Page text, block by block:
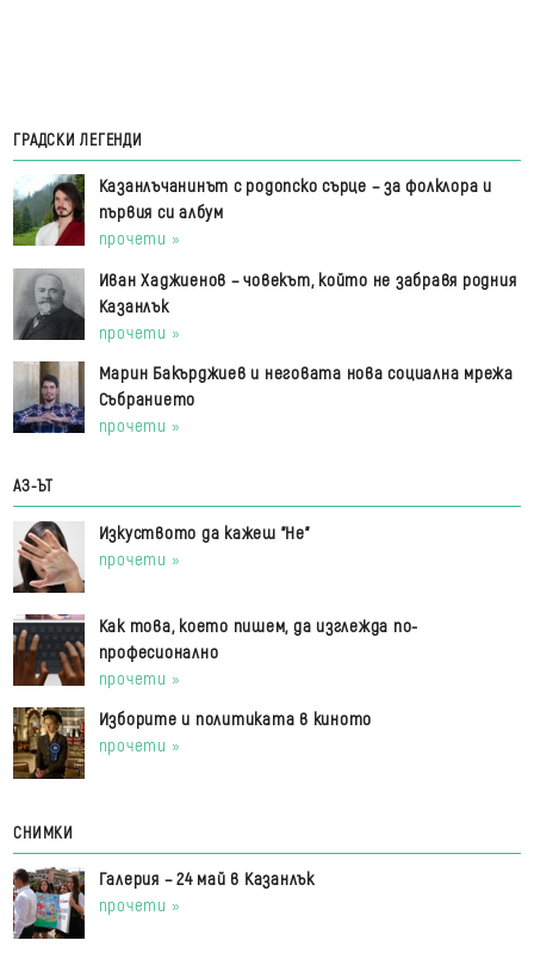
ГРАДСКИ ЛЕГЕНДИ
Казанлъчанинът с родопско сърце – за фолклора и
първия си албум
прочети »
Иван Хаджиенов – човекът, който не забравя родния
Казанлък
прочети »
Марин Бакърджиев и неговата нова социална мрежа
Събранието
прочети »
АЗ-ЪТ
Изкуството да кажеш "Не"
прочети »
Как това, което пишем, да изглежда по-
професионално
прочети »
Изборите и политиката в киното
прочети »
СНИМКИ
Галерия – 24 май в Казанлък
прочети »